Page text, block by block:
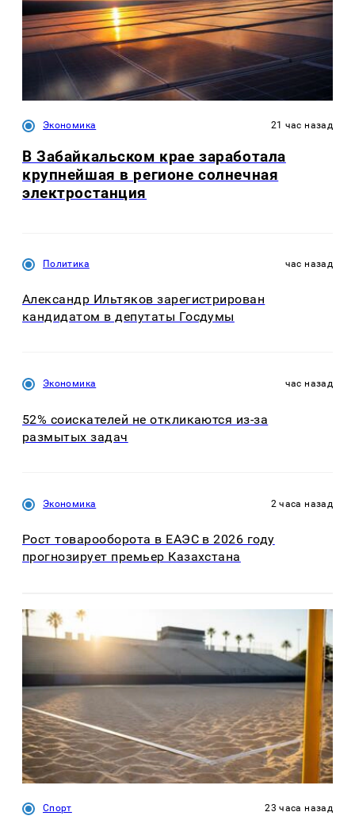
Экономика 21 час назад
В Забайкальском крае заработала
крупнейшая в регионе солнечная
электростанция
Политика час назад
Александр Ильтяков зарегистрирован
кандидатом в депутаты Госдумы
Экономика час назад
52% соискателей не откликаются из-за
размытых задач
Экономика 2 часа назад
Рост товарооборота в ЕАЭС в 2026 году
прогнозирует премьер Казахстана
Спорт 23 часа назад